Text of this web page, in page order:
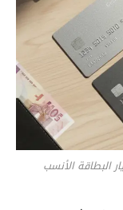
البطاقة الأنسب